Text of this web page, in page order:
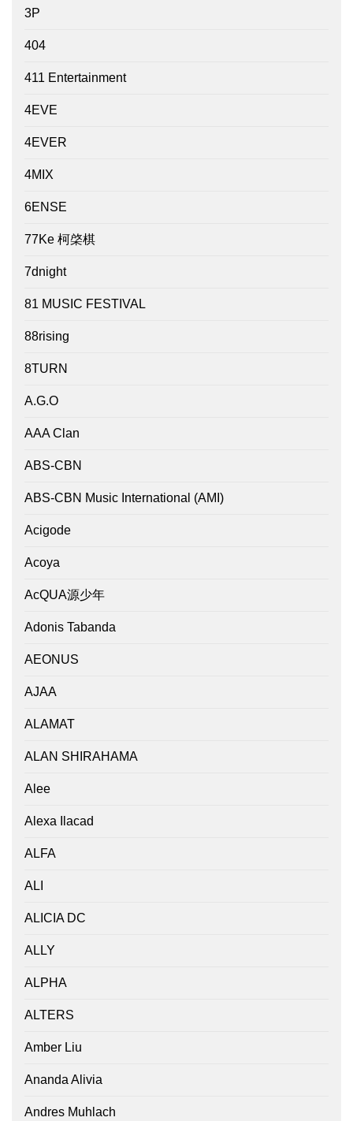
3P
404
411 Entertainment
4EVE
4EVER
4MIX
6ENSE
77Ke 柯棨棋
7dnight
81 MUSIC FESTIVAL
88rising
8TURN
A.G.O
AAA Clan
ABS-CBN
ABS-CBN Music International (AMI)
Acigode
Acoya
AcQUA源少年
Adonis Tabanda
AEONUS
AJAA
ALAMAT
ALAN SHIRAHAMA
Alee
Alexa Ilacad
ALFA
ALI
ALICIA DC
ALLY
ALPHA
ALTERS
Amber Liu
Ananda Alivia
Andres Muhlach